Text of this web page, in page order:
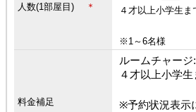
人数(1部屋目) ＊
４才以上小学生
※1～6名様
料金補足
ルームチャージ
４才以上小学
※予約状況表示